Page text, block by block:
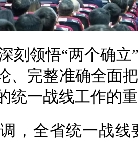
刻领悟“两个确
、完整准确全面
统一战线工作的
，全省统一战